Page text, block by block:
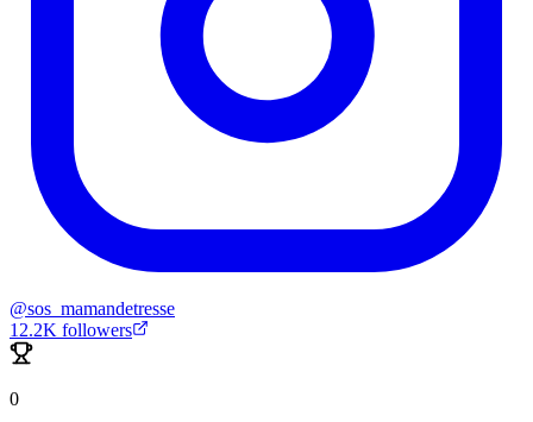
@sos_mamandetresse
12.2K followers
0